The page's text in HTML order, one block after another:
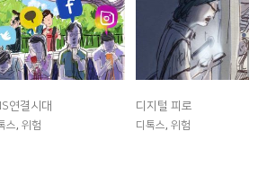
연결시대
스, 위험
디지털 피로
디톡스, 위험